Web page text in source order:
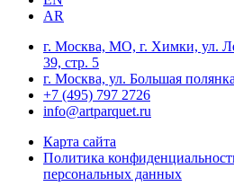
AR
г. Москва, МО, г. Химки, ул.
39, стр. 5
г. Москва, ул. Большая
+7 (495) 797 2726
info@artparquet.ru
Карта сайта
Политика
персональных данных